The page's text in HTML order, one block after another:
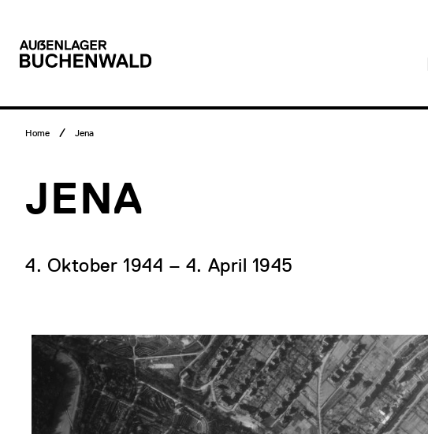
Logo
Auẞenlager
Breadcrumb
Home Jena
JENA
4. Oktober 1944 – 4. April 1945